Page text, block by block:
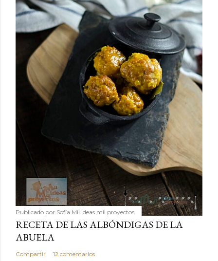
Publicado por Sofía Mil ideas mil proyectos
RECETA DE LAS ALBÓNDIGAS DE LA
ABUELA
Compartir 12 comentarios